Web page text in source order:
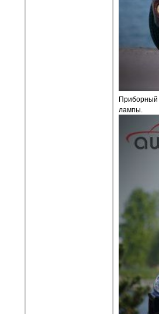
Приборный
лампы.